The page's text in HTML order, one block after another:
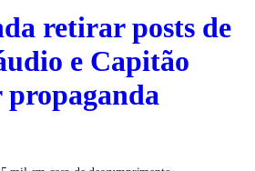
retirar posts de
e Capitão